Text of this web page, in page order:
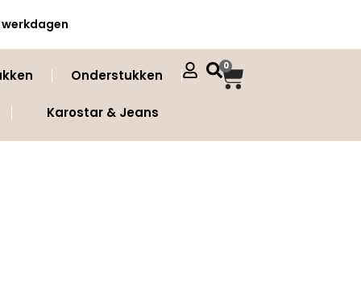
Onderstukken
Karostar & Jeans
0